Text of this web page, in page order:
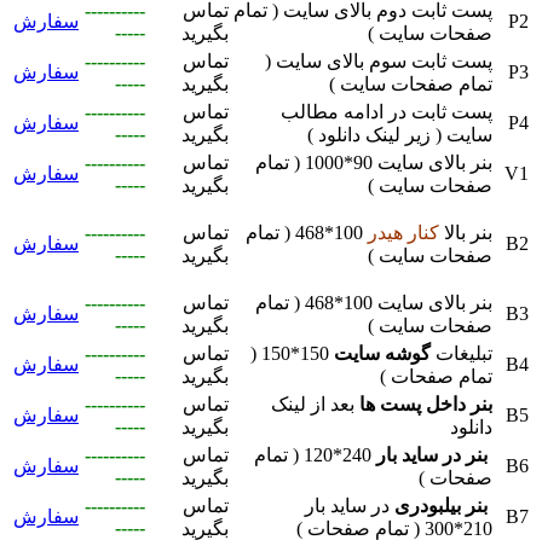
P2
پست ثابت دوم بالای سایت ( تمام
صفحات سایت )
تماس
بگیرید
----------
-----
سفارش
P3
پست ثابت سوم بالای سایت (
تمام صفحات سایت )
تماس
بگیرید
----------
-----
سفارش
P4
پست ثابت در ادامه مطالب
سایت ( زیر لینک دانلود )
تماس
بگیرید
----------
-----
سفارش
V1
بنر بالای سایت 90*1000 ( تمام
صفحات سایت )
تماس
بگیرید
----------
-----
سفارش
B2
بنر بالا کنار هیدر
100*468 ( تمام
صفحات سایت )
تماس
بگیرید
----------
-----
سفارش
B3
بنر بالای سایت 100*468 ( تمام
صفحات سایت )
تماس
بگیرید
----------
-----
سفارش
B4
تبلیغاتگوشه سایت
150*150 (
تمام صفحات )
تماس
بگیرید
----------
-----
سفارش
B5
بنر داخل پست ها بعد از لینک
دانلود
تماس
بگیرید
----------
-----
سفارش
B6
بنر در ساید بار
240*120 ( تمام
صفحات )
تماس
بگیرید
----------
-----
سفارش
B7
بنر بیلبودری در ساید بار
210*300 ( تمام صفحات )
تماس
بگیرید
----------
-----
سفارش